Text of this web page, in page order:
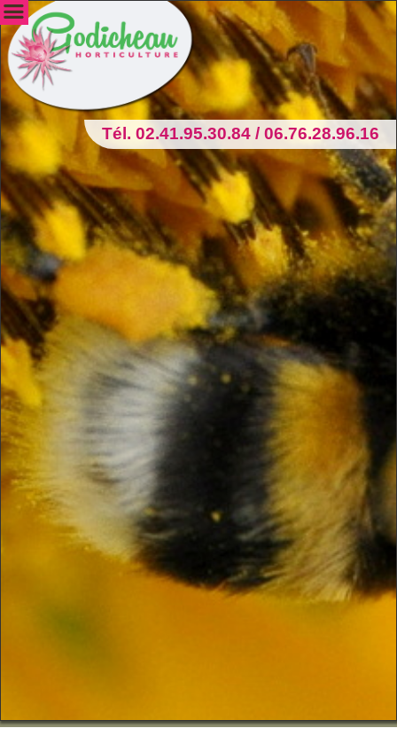
Tél. 02.41.95.30.84 / 06.76.28.96.16